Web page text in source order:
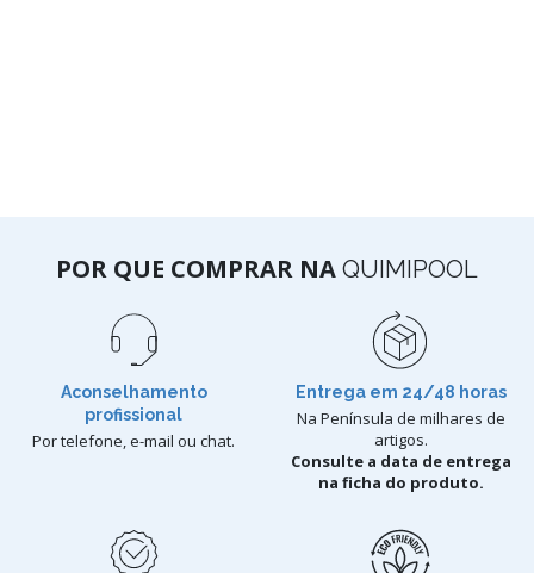
POR QUE COMPRAR NA QUIMIPOOL
Aconselhamento
profissional
Por telefone, e-mail ou chat.
Entrega em 24/48 horas
Na Península de milhares de
artigos.
Consulte a data de entrega
na ficha do produto.